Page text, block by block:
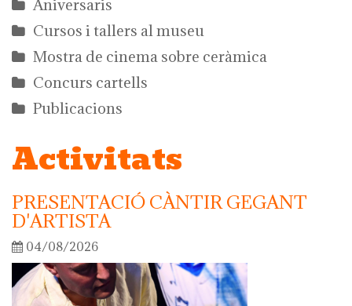
Aniversaris
Cursos i tallers al museu
Mostra de cinema sobre ceràmica
Concurs cartells
Publicacions
Activitats
PRESENTACIÓ CÀNTIR GEGANT
D'ARTISTA
04/08/2026